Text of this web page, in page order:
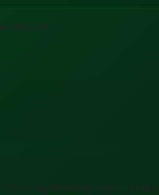
Report).
truyền thông có ảnh hưởng.